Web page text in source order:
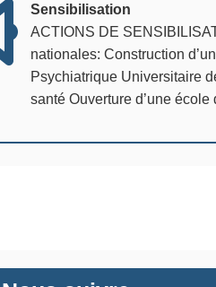
Sensibilisation
ACTIONS DE
nationales: Construction
Psychiatrique Universitaire
santé Ouverture d’une